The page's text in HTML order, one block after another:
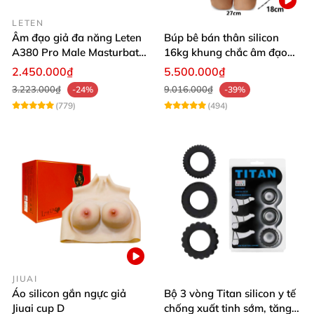
Vệ Sinh Và Bảo Quản
Rửa sạch phần ruột TPE bằng nước ấm và dung
Lau khô hoàn toàn trước khi lắp lại.
Bảo quản nơi khô ráo, thoáng mát.
Tránh tiếp xúc trực tiếp với ánh nắng hoặc nhiệt
độ cao.
Vì Sao Nên Chọn Âm Đạo Giả Gắn Tường
FOXSHOW M10?
LETEN
Âm đạo giả đa năng Leten
A380 Pro Male Masturbator
Version 3
2.450.000₫
3.223.000₫
-24%
(779)
Búp bê bán thân silicon
16kg khung chắc âm đạo
khít hồng
5.500.000₫
9.016.000₫
-39%
(494)
JIUAI
Áo silicon gắn ngực giả
Jiuai cup D
Bộ 3 vòng Titan silicon y tế
chống xuất tinh sớm, tăng